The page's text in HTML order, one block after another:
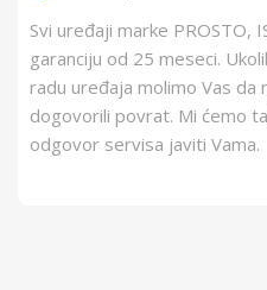
Svi uređaji marke PROSTO,
garanciju od 25 meseci.
radu uređaja molimo Vas
dogovorili povrat. Mi ćemo
odgovor servisa javiti Vama.